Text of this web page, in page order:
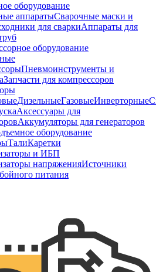
оборудование
аппаратыСварочные маски и
для сваркиАппараты для
оборудование
Пневмоинструменты и
Запчасти для компрессоров
ДизельныеГазовыеИнверторные
Аксессуары для
Аккумуляторы для генераторов
оборудование
ТалиКаретки
и ИБП
напряженияИсточники
питания